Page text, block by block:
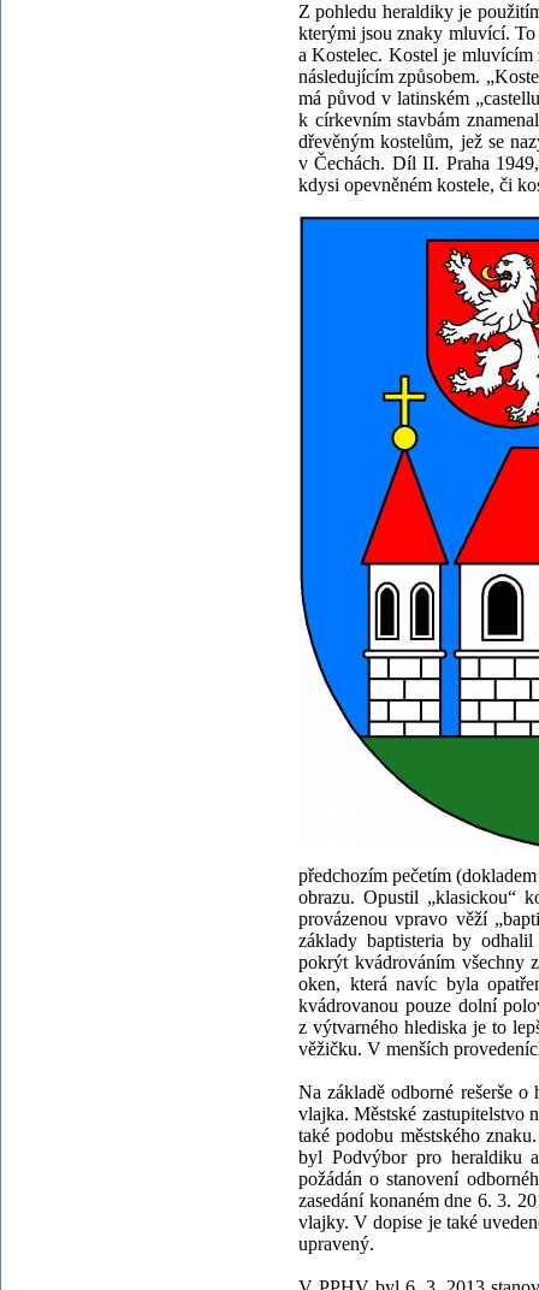
Z pohledu heraldiky je
kterými jsou znaky mluvící. To
a Kostelec. Kostel je
následujícím způsobem.
má původ v latinském
k církevním stavbám
dřevěným kostelům, jež se
v Čechách. Díl II. Praha
kdysi opevněném kostele, či
předchozím pečetím
obrazu. Opustil „klasickou“
provázenou vpravo věží
základy baptisteria by
pokrýt kvádrováním všechny
oken, která navíc byla
kvádrovanou pouze dolní
z výtvarného hlediska je to
věžičku. V menších
Na základě odborné rešerše o
vlajka. Městské zastupitelstvo
také podobu městského
byl Podvýbor pro heraldiku
požádán o stanovení
zasedání konaném dne 6. 3.
vlajky. V dopise je také
upravený.